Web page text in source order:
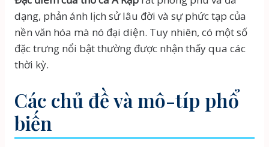
dạng, phản ánh lịch sử lâu đời và sự phức tạp của
nền văn hóa mà nó đại diện. Tuy nhiên, có một số
đặc trưng nổi bật thường được nhận thấy qua các
thời kỳ.
Các chủ đề và mô-típ phổ
biến